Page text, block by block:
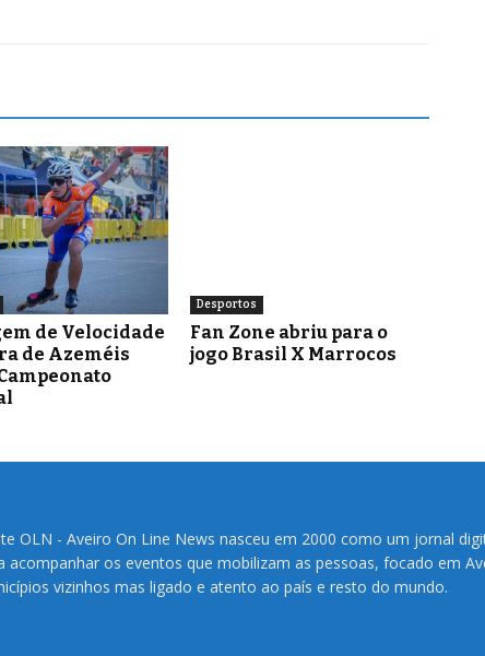
de Velocidade
de Azeméis
Desportos
Fan Zone abriu para o
jogo Brasil X Marrocos
OLN - Aveiro On Line News nasceu em 2000 como um jornal
acompanhar os eventos que mobilizam as pessoas, focado em
vizinhos mas ligado e atento ao país e resto do mundo.